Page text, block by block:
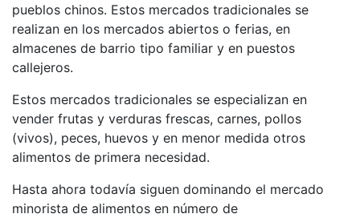
pueblos chinos. Estos mercados tradicionales se
realizan en los mercados abiertos o ferias, en
almacenes de barrio tipo familiar y en puestos
callejeros.
Estos mercados tradicionales se especializan en
vender frutas y verduras frescas, carnes, pollos
(vivos), peces, huevos y en menor medida otros
alimentos de primera necesidad.
Hasta ahora todavía siguen dominando el mercado
minorista de alimentos en número de